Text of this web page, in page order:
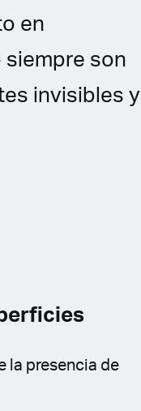
en
siempre son
invisibles y
la presencia de